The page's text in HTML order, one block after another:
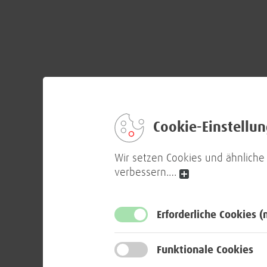
Cookie-
Wir setzen Cookies und
verbessern.…
Erforderliche Cookies
Funktionale Cookies